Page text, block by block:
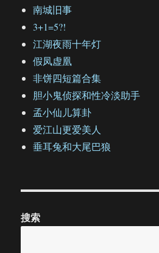
南城旧事
3+1=5?!
江湖夜雨十年灯
假凤虚凰
非饼四短篇合集
胆小鬼侦探和性冷淡助手
孟小仙儿算卦
爱江山更爱美人
垂耳兔和大尾巴狼
搜索